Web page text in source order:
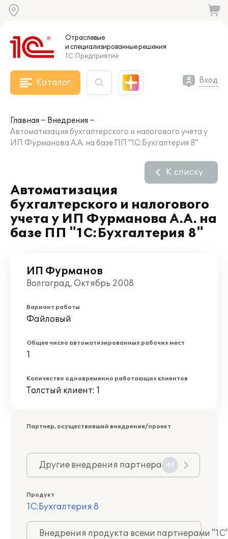
Отраслевые
и специализированныерешения
1С:Предприятие
Каталог Вход
Главная
Внедрения
Автоматизация бухгалтерского и налогового учета у
ИП Фурманова А.А. на базе ПП "1С:Бухгалтерия 8"
Автоматизация
бухгалтерского и налогового
учета у ИП Фурманова А.А. на
базе ПП "1С:Бухгалтерия 8"
К списку
ИП Фурманов
Волгоград, Октябрь 2008
Вариант работы
Файловый
Общее число автоматизированных рабочих мест
1
Количество одновременно работающих клиентов
Толстый клиент: 1
Партнер, осуществивший внедрение/проект
Другие внедрения партнера 49
Продукт
1С:Бухгалтерия 8
Внедрения продукта всеми партнерами